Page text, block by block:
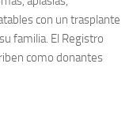
con un trasplante
familia. El Registro
como donantes